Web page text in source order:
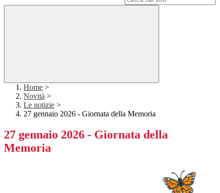
Home >
Novità >
Le notizie >
27 gennaio 2026 - Giornata della Memoria
27 gennaio 2026 - Giornata della
Memoria